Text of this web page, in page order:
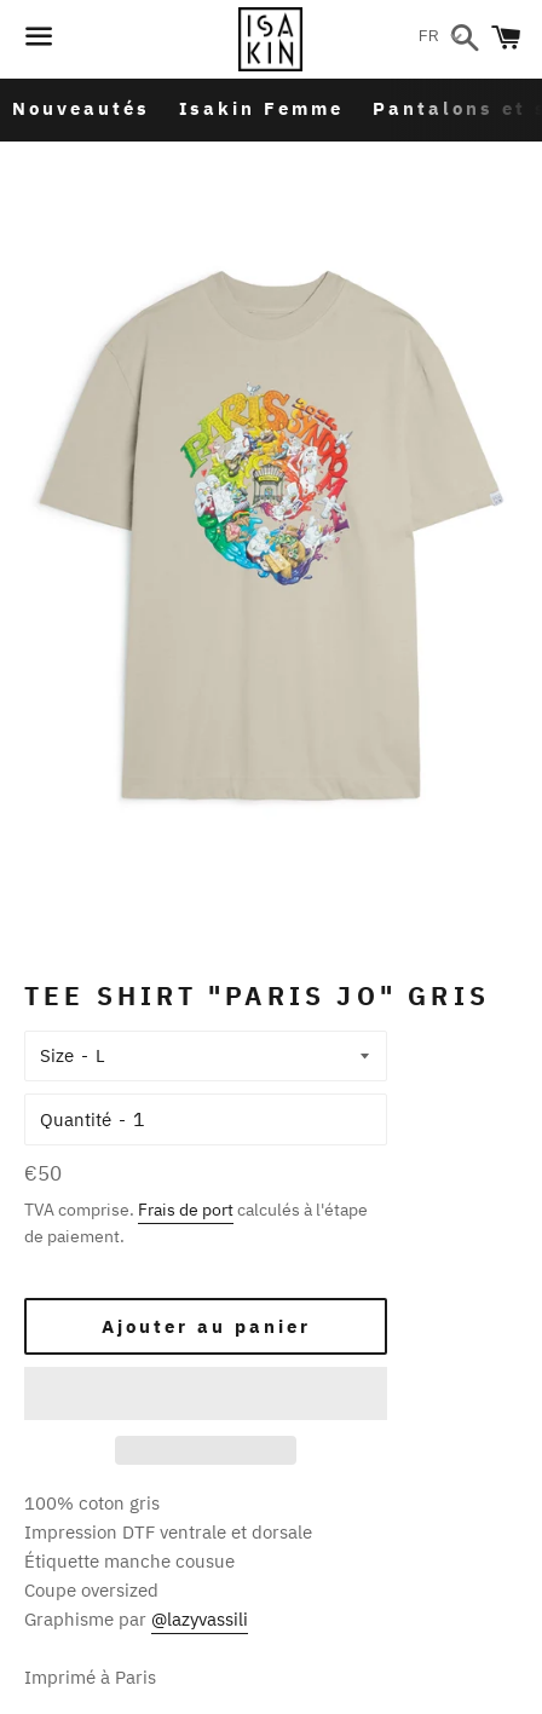
Menu
Nouveautés Isakin Femme Pantalons et
TEE SHIRT "PARIS JO" GRIS
Size
Quantité
Prix
régulier
€50
TVA comprise. Frais de portcalculés à l'étape
de paiement.
Ajouter au panier
100% coton gris
Impression DTF ventrale et dorsale
Étiquette manche cousue
Coupe oversized
Graphisme par @lazyvassili
Imprimé à Paris
FR